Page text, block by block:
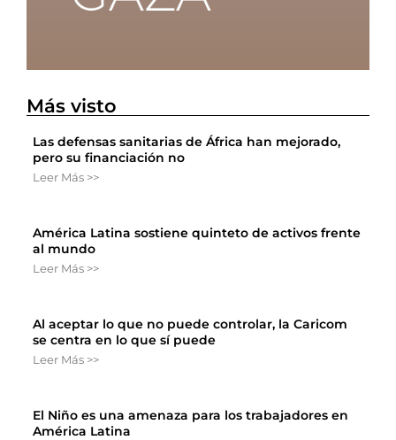
Más visto
Las defensas sanitarias de África han mejorado,
pero su financiación no
Leer Más >>
América Latina sostiene quinteto de activos frente
al mundo
Leer Más >>
Al aceptar lo que no puede controlar, la Caricom
se centra en lo que sí puede
Leer Más >>
El Niño es una amenaza para los trabajadores en
América Latina